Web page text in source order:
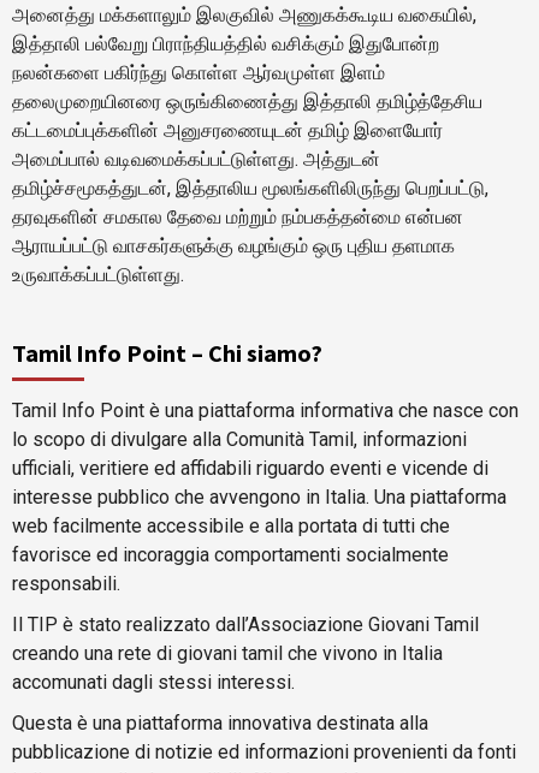
அனைத்து மக்களாலும் இலகுவில் அணுகக்கூடிய வகையில்,
இத்தாலி பல்வேறு பிராந்தியத்தில் வசிக்கும் இதுபோன்ற
நலன்களை பகிர்ந்து கொள்ள ஆர்வமுள்ள இளம்
தலைமுறையினரை ஒருங்கிணைத்து இத்தாலி தமிழ்த்தேசிய
கட்டமைப்புக்களின் அனுசரணையுடன் தமிழ் இளையோர்
அமைப்பால் வடிவமைக்கப்பட்டுள்ளது. அத்துடன்
தமிழ்ச்சமூகத்துடன், இத்தாலிய மூலங்களிலிருந்து பெறப்பட்டு,
தரவுகளின் சமகால தேவை மற்றும் நம்பகத்தன்மை என்பன
ஆராயப்பட்டு வாசகர்களுக்கு வழங்கும் ஒரு புதிய தளமாக
உருவாக்கப்பட்டுள்ளது.
Tamil Info Point – Chi siamo?
Tamil Info Point è una piattaforma informativa che nasce con
lo scopo di divulgare alla Comunità Tamil, informazioni
ufficiali, veritiere ed affidabili riguardo eventi e vicende di
interesse pubblico che avvengono in Italia. Una piattaforma
web facilmente accessibile e alla portata di tutti che
favorisce ed incoraggia comportamenti socialmente
responsabili.
Il TIP è stato realizzato dall’Associazione Giovani Tamil
creando una rete di giovani tamil che vivono in Italia
accomunati dagli stessi interessi.
Questa è una piattaforma innovativa destinata alla
pubblicazione di notizie ed informazioni provenienti da fonti